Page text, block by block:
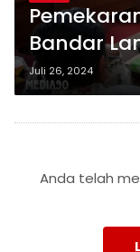
Bandar
Lampung
Dasar
Juli 26, 2024
Anda telah